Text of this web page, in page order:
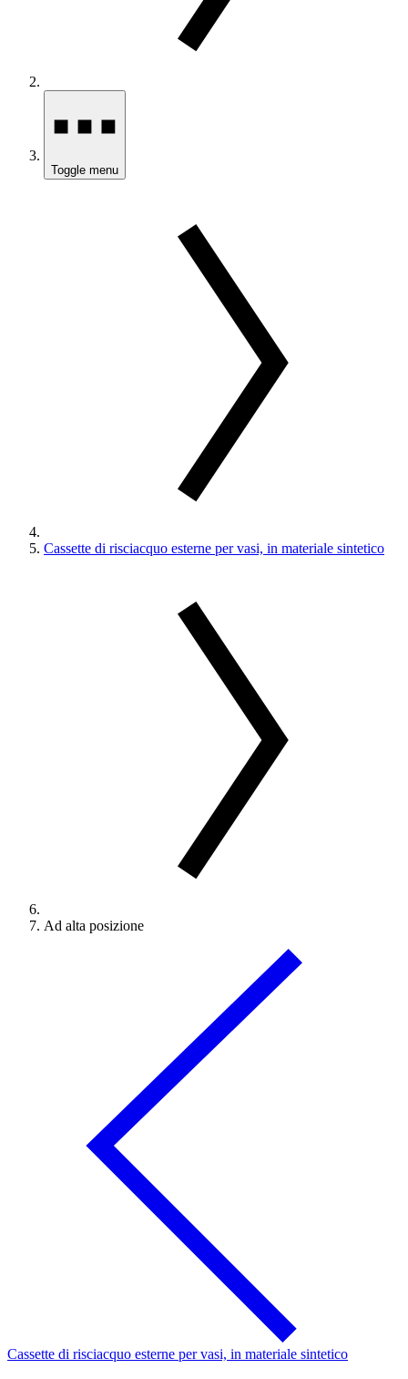
Toggle menu
Cassette di risciacquo esterne per vasi, in materiale sintetico
Ad alta posizione
Cassette di risciacquo esterne per vasi, in materiale sintetico